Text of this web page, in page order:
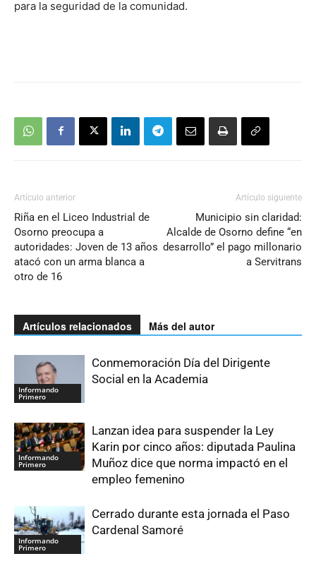
para la seguridad de la comunidad.
Artículo anterior
Riña en el Liceo Industrial de
Osorno preocupa a
autoridades: Joven de 13 años
atacó con un arma blanca a
otro de 16
Artículo siguiente
Municipio sin claridad:
Alcalde de Osorno define “en
desarrollo” el pago millonario
a Servitrans
Artículos relacionados Más del autor
Informando
Primero
Conmemoración Día del Dirigente
Social en la Academia
Informando
Primero
Lanzan idea para suspender la Ley
Karin por cinco años: diputada Paulina
Muñoz dice que norma impactó en el
empleo femenino
Informando
Primero
Cerrado durante esta jornada el Paso
Cardenal Samoré